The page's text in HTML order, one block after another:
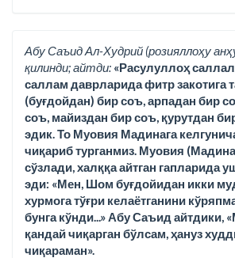
Абу Саъид Ал-Худрий (розияллоҳу
қилинди; айтди: «Расулуллоҳ
саллам даврларида фитр закотига
(буғдойдан) бир соъ, арпадан бир
соъ, майиздан бир соъ, қурутдан
эдик. То Муовия Мадинага
чиқариб турганмиз. Муовия
сўзлади, халққа айтган гапларида
эди: «Мен, Шом буғдойидан икки
хурмога тўғри келаётганини
бунга кўнди...» Абу Саъид айтдики,
қандай чиқарган бўлсам, ҳануз
чиқараман».